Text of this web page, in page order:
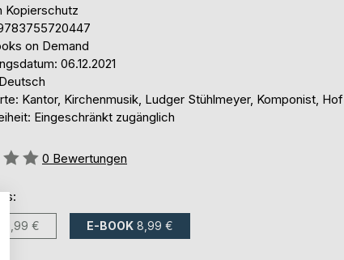
Kopierschutz
on Demand
06.12.2021
Kantor, Kirchenmusik, Ludger Stühlmeyer, Komponist, Hof
Eingeschränkt zugänglich
0 Bewertungen
19,99 € E-BOOK 8,99 €